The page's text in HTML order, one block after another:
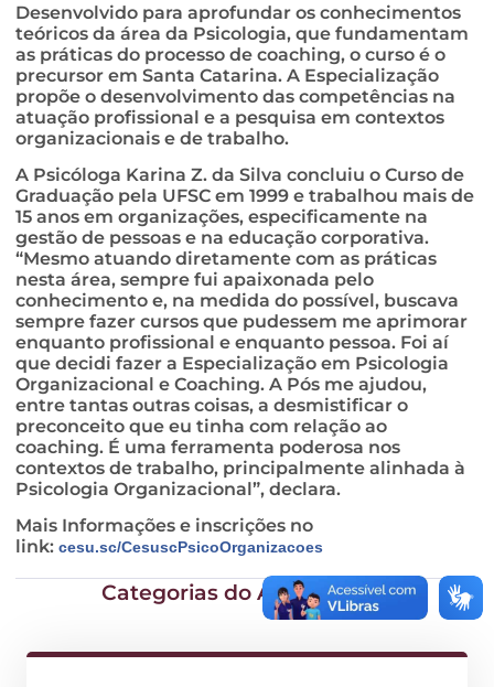
Desenvolvido para aprofundar os conhecimentos
teóricos da área da Psicologia, que fundamentam
as práticas do processo de coaching, o curso é o
precursor em Santa Catarina. A Especialização
propõe o desenvolvimento das competências na
atuação profissional e a pesquisa em contextos
organizacionais e de trabalho.
A Psicóloga Karina Z. da Silva concluiu o Curso de
Graduação pela UFSC em 1999 e trabalhou mais de
15 anos em organizações, especificamente na
gestão de pessoas e na educação corporativa.
“Mesmo atuando diretamente com as práticas
nesta área, sempre fui apaixonada pelo
conhecimento e, na medida do possível, buscava
sempre fazer cursos que pudessem me aprimorar
enquanto profissional e enquanto pessoa. Foi aí
que decidi fazer a Especialização em Psicologia
Organizacional e Coaching. A Pós me ajudou,
entre tantas outras coisas, a desmistificar o
preconceito que eu tinha com relação ao
coaching. É uma ferramenta poderosa nos
contextos de trabalho, principalmente alinhada à
Psicologia Organizacional”, declara.
Mais Informações e inscrições no
link: cesu.sc/CesuscPsicoOrganizacoes
Categorias do Artigo: Geral